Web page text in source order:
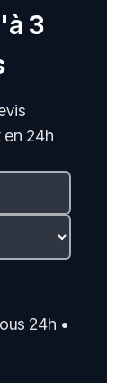
3
en 24h
24h •